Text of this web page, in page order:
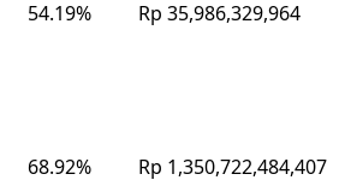
54.19% Rp 35,986,329,964
68.92% Rp 1,350,722,484,407